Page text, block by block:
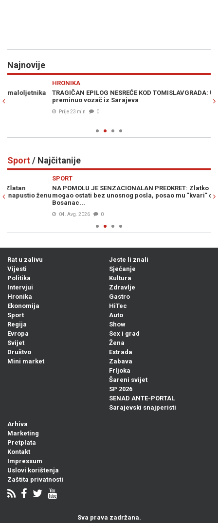
Najnovije
TRAGIČAN EPILOG NESREĆE KOD TOMISLAVGRADA: U SKB Mostar
preminuo vozač iz Sarajeva
0
Sport/ Najčitanije
NA POMOLU JE SENZACIONALAN PREOKRET: Zlatko Dalić bi
mogao ostati bez unosnog posla, posao mu "kvari" drugi
Rat u zalivu
Vijesti
Politika
Intervjui
Hronika
Ekonomija
Sport
Regija
Evropa
Svijet
Društvo
Mini market
Jeste li znali
Sjećanje
Kultura
Zdravlje
Gastro
HiTec
Auto
Show
Sex i grad
Žena
Estrada
Zabava
Frljoka
Šareni svijet
SP 2026
SENAD ANTE-PORTAL
Sarajevski snajperisti
Arhiva
Marketing
Pretplata
Kontakt
Impressum
Uslovi korištenja
Zaštita privatnosti
Sva prava zadržana.